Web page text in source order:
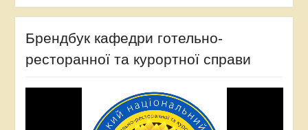
Брендбук кафедри готельно-
ресторанної та курортної справи